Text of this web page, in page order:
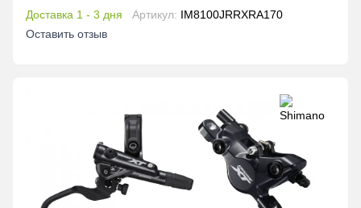
Доставка 1 - 3 дня Артикул: IM8100JRRXRA170
Оставить отзыв